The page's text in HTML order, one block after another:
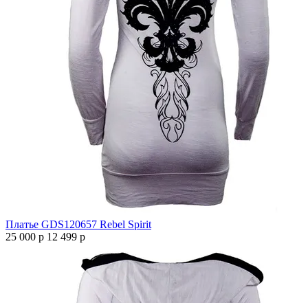
Платье GDS120657 Rebel Spirit
25 000 р 12 499 р